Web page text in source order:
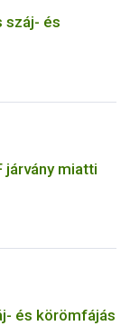
száj- és
járvány miatti
és körömfájás